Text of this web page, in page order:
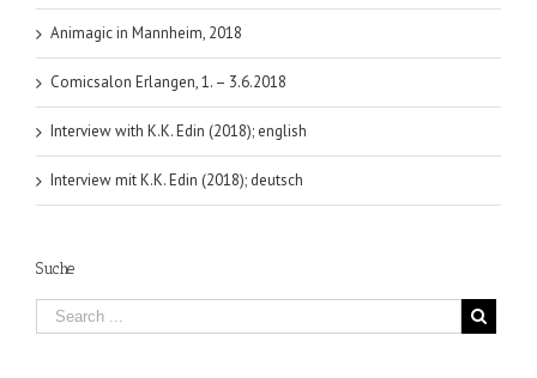
Animagic in Mannheim, 2018
Comicsalon Erlangen, 1. – 3.6.2018
Interview with K.K. Edin (2018); english
Interview mit K.K. Edin (2018); deutsch
Suche